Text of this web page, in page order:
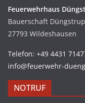
Feuerwehrhaus
Bauerschaft
27793 Wildeshausen
Telefon: +49 4431
info@feuerwehr-
NOTRUF